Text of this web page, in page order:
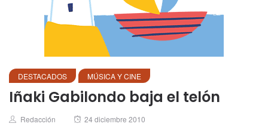
DESTACADOS MÚSICA Y CINE
Iñaki Gabilondo baja el telón
Author
Redacción
Posted
24 diciembre 2010